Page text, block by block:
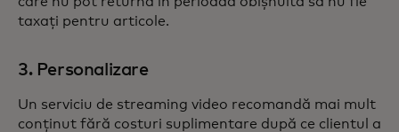
taxați pentru articole.
3. Personalizare
Un serviciu de streaming video recomandă mai mult
conținut fără costuri suplimentare după ce clientul a